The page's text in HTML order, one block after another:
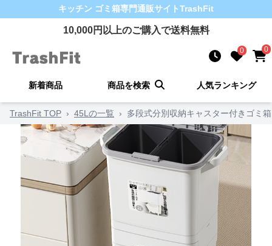
キッチン ゴミ箱専門通販サイトTrashFit
10,000円以上のご購入で送料無料
0 0
新着商品 商品を検索 人気ランキング
TrashFit TOP › 45Lの一覧 › 多段式分別収納キャスター付きゴミ箱